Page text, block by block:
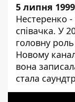
5 липня
Нестеренко -
співачка. У
головну
Новому
вона
стала